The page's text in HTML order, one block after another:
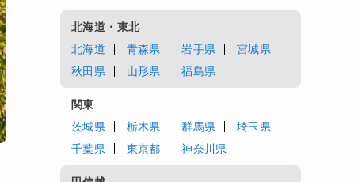
北海道・東北
北海道
青森県 岩手県
宮城県
秋田県
山形県 福島県
関東
茨城県
栃木県 群馬県
埼玉県
千葉県
東京都 神奈川県